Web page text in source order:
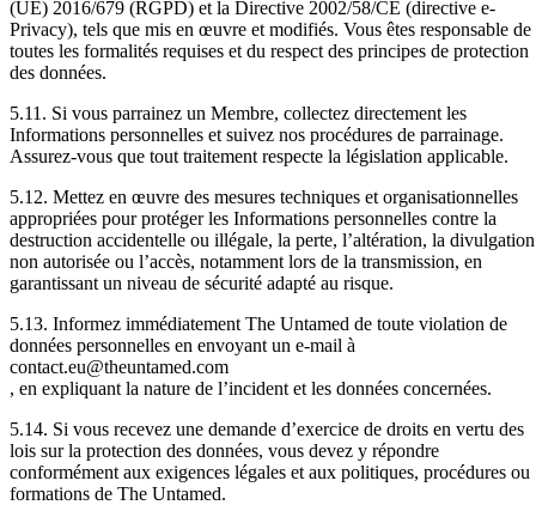
(UE) 2016/679 (RGPD) et la Directive 2002/58/CE (directive e-
Privacy), tels que mis en œuvre et modifiés. Vous êtes responsable de
toutes les formalités requises et du respect des principes de protection
des données.
5.11. Si vous parrainez un Membre, collectez directement les
Informations personnelles et suivez nos procédures de parrainage.
Assurez-vous que tout traitement respecte la législation applicable.
5.12. Mettez en œuvre des mesures techniques et organisationnelles
appropriées pour protéger les Informations personnelles contre la
destruction accidentelle ou illégale, la perte, l’altération, la divulgation
non autorisée ou l’accès, notamment lors de la transmission, en
garantissant un niveau de sécurité adapté au risque.
5.13. Informez immédiatement The Untamed de toute violation de
données personnelles en envoyant un e-mail à
contact.eu@theuntamed.com
, en expliquant la nature de l’incident et les données concernées.
5.14. Si vous recevez une demande d’exercice de droits en vertu des
lois sur la protection des données, vous devez y répondre
conformément aux exigences légales et aux politiques, procédures ou
formations de The Untamed.